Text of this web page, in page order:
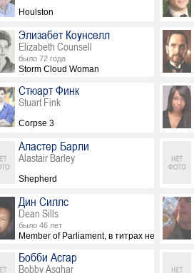
Houlston
Элизабет Коунселл
Elizabeth Counsell
было 72 года
Storm Cloud Woman
Стюарт Финк
Stuart Fink
Corpse 3
Аластер Барли
Alastair Barley
Shepherd
Дин Силлс
Dean Sills
было 46 лет
Member of Parliament, в титрах не указан
Бобби Асгар
Bobby Asghar